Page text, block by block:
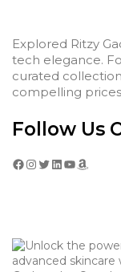
Explored Ritzy
tech elegance.
curated
compelling
Follow Us
Facebook Instagram Twitter LinkedIn YouTube Amazon